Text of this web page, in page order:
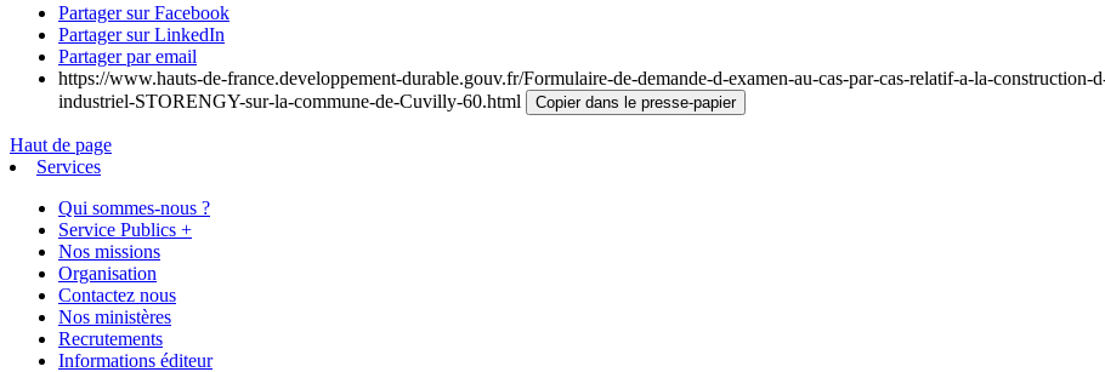
Partager sur Facebook
Partager sur LinkedIn
Partager par email
https://www.hauts-de-france.developpement-durable.gouv.fr/Formulaire-de-demande-d-examen-au-cas-par-cas-relatif-a-la-
industriel-STORENGY-sur-la-commune-de-Cuvilly-60.html
Copier dans le presse-papier
Haut de page
Services
Qui sommes-nous ?
Service Publics +
Nos missions
Organisation
Contactez nous
Nos ministères
Recrutements
Informations éditeur